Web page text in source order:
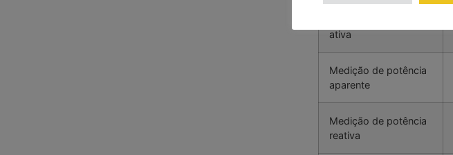
ativa
Medição de potência
aparente
Medição de potência
reativa